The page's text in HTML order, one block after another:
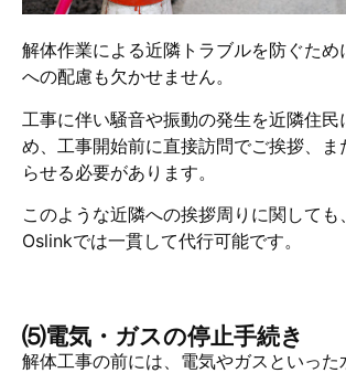
解体作業による近隣トラブルを防ぐため
への配慮も欠かせません。
工事に伴い騒音や振動の発生を近隣住民
め、工事開始前に直接訪問でご挨拶、ま
らせる必要があります。
このような近隣への挨拶周りに関しても
Oslinkでは一貫して代行可能です。
⑸電気・ガスの停止手続き
解体工事の前には、電気やガスといった